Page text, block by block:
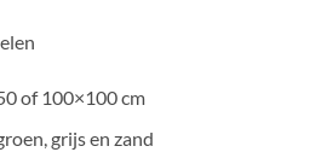
of 100×100 cm
grijs en zand